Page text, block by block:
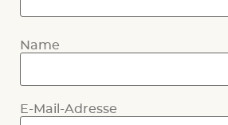
Name
E-Mail-Adresse